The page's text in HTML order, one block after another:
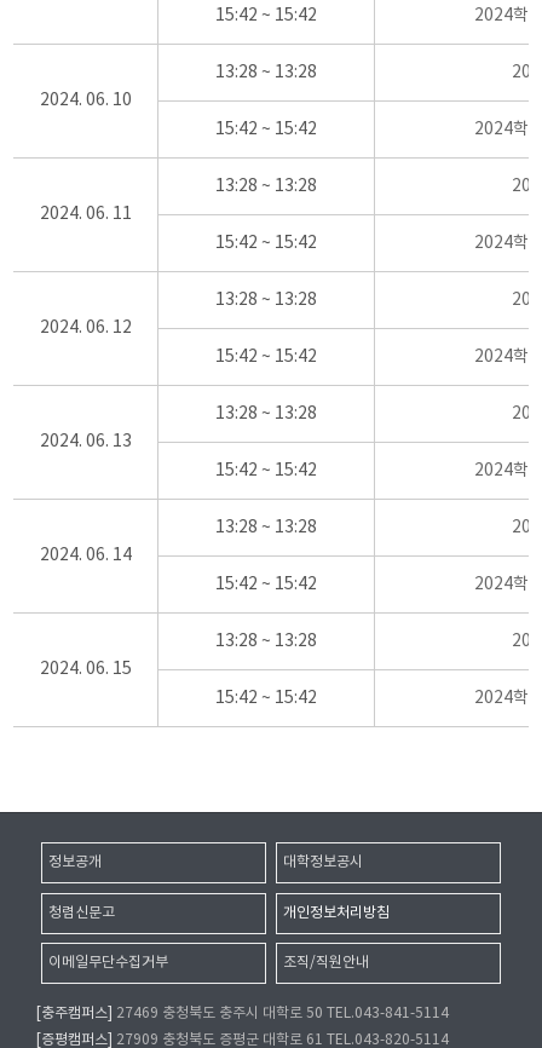
15:42 ~ 15:42 2024학
2024. 06. 10
13:28 ~ 13:28
15:42 ~ 15:42 2024학
2024. 06. 11
13:28 ~ 13:28
15:42 ~ 15:42 2024학
2024. 06. 12
13:28 ~ 13:28
15:42 ~ 15:42 2024학
2024. 06. 13
13:28 ~ 13:28
15:42 ~ 15:42 2024학
2024. 06. 14
13:28 ~ 13:28
15:42 ~ 15:42 2024학
2024. 06. 15
13:28 ~ 13:28
15:42 ~ 15:42 2024학
정보공개 대학정보공시
청렴신문고 개인정보처리방침
이메일무단수집거부 조직/직원안내
[충주캠퍼스]
27469 충청북도 충주시 대학로 50 TEL.043-841-5114
[증평캠퍼스]
27909 충청북도 증평군 대학로 61 TEL.043-820-5114